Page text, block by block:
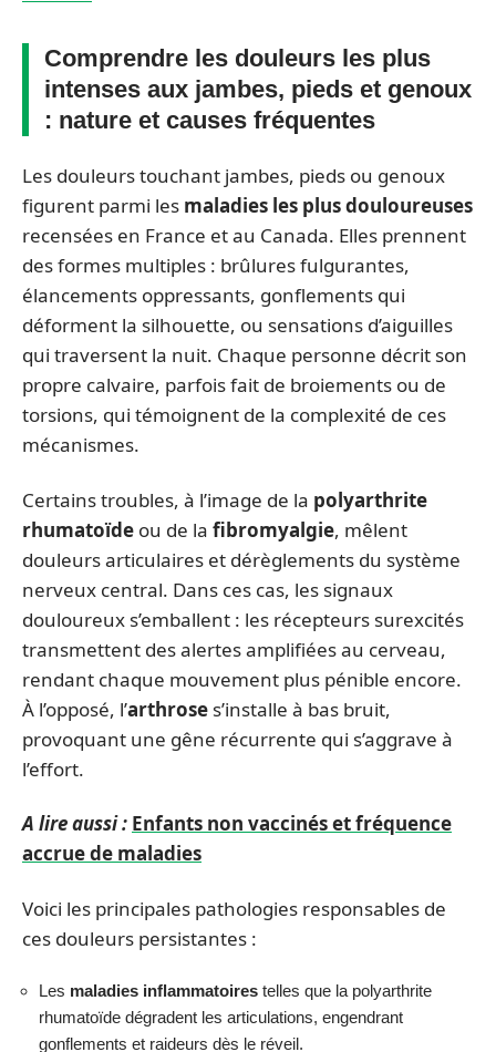
Comprendre les douleurs les plus
intenses aux jambes, pieds et genoux
: nature et causes fréquentes
Les douleurs touchant jambes, pieds ou genoux
figurent parmi les maladies les plus douloureuses
recensées en France et au Canada. Elles prennent
des formes multiples : brûlures fulgurantes,
élancements oppressants, gonflements qui
déforment la silhouette, ou sensations d’aiguilles
qui traversent la nuit. Chaque personne décrit son
propre calvaire, parfois fait de broiements ou de
torsions, qui témoignent de la complexité de ces
mécanismes.
Certains troubles, à l’image de la polyarthrite
rhumatoïde ou de la fibromyalgie, mêlent
douleurs articulaires et dérèglements du système
nerveux central. Dans ces cas, les signaux
douloureux s’emballent : les récepteurs surexcités
transmettent des alertes amplifiées au cerveau,
rendant chaque mouvement plus pénible encore.
À l’opposé, l’arthrose s’installe à bas bruit,
provoquant une gêne récurrente qui s’aggrave à
l’effort.
A lire aussi : Enfants non vaccinés et fréquence
accrue de maladies
Voici les principales pathologies responsables de
ces douleurs persistantes :
Les maladies inflammatoires telles que la polyarthrite
rhumatoïde dégradent les articulations, engendrant
gonflements et raideurs dès le réveil.